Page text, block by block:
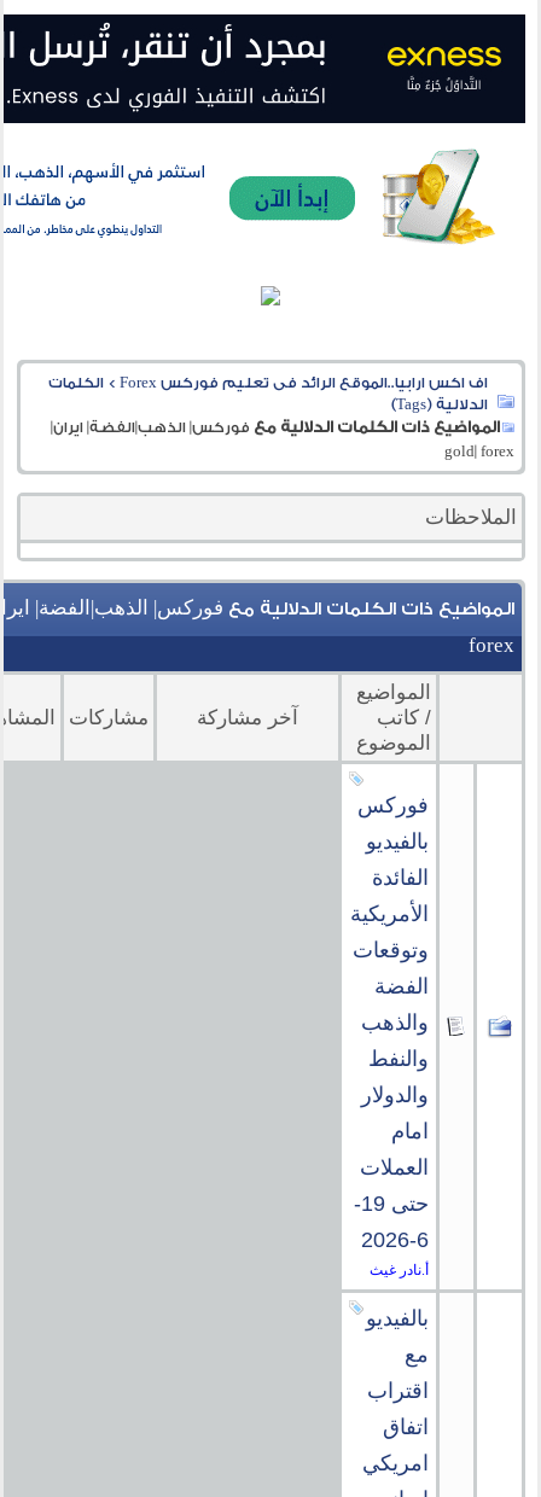
اف اكس ارابيا..الموقع الرائد فى تعليم فوركس Forex >الكلمات
الدلالية (Tags)
المواضيع ذات الكلمات الدلالية مع فوركس| الذهب|الفضة| ايران|
gold| forex
الملاحظات
المواضيع ذات الكلمات الدلالية مع
forex
المواضيع
/ كاتب
الموضوع
آخر مشاركة مشاركات
فوركس
بالفيديو
الفائدة
الأمريكية
وتوقعات
الفضة
والذهب
والنفط
والدولار
امام
العملات
حتى 19-
6-2026
أ.نادر غيث
بالفيديو
مع
اقتراب
اتفاق
امريكي